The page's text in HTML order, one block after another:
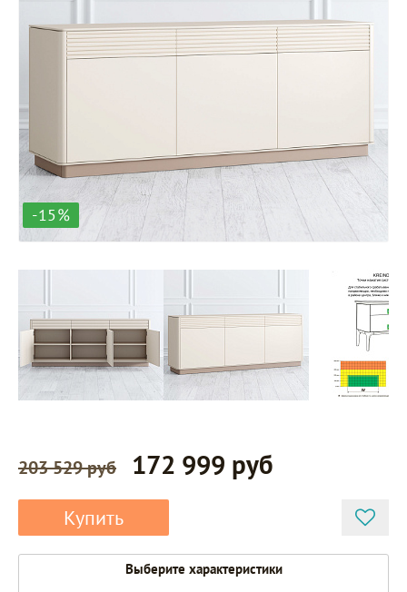
-15%
203 529 руб 172 999 руб
Купить
Выберите характеристики